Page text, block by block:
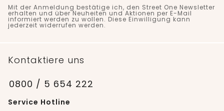
Mit der Anmeldung bestätige ich, den Street One Newsletter
erhalten und über Neuheiten und Aktionen per E-Mail
informiert werden zu wollen. Diese Einwilligung kann
jederzeit widerrufen werden.
Kontaktiere uns
0800 / 5 654 222
Service Hotline